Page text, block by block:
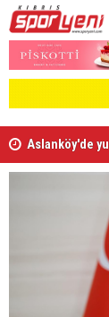
Aslanköy'de